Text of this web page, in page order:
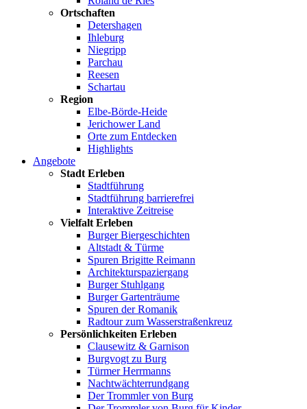
Ortschaften
Detershagen
Ihleburg
Niegripp
Parchau
Reesen
Schartau
Region
Elbe-Börde-Heide
Jerichower Land
Orte zum Entdecken
Highlights
Angebote
Stadt Erleben
Stadtführung
Stadtführung barrierefrei
Interaktive Zeitreise
Vielfalt Erleben
Burger Biergeschichten
Altstadt & Türme
Spuren Brigitte Reimann
Architekturspaziergang
Burger Stuhlgang
Burger Gartenträume
Spuren der Romanik
Radtour zum Wasserstraßenkreuz
Persönlichkeiten Erleben
Clausewitz & Garnison
Burgvogt zu Burg
Türmer Herrmanns
Nachtwächterrundgang
Der Trommler von Burg